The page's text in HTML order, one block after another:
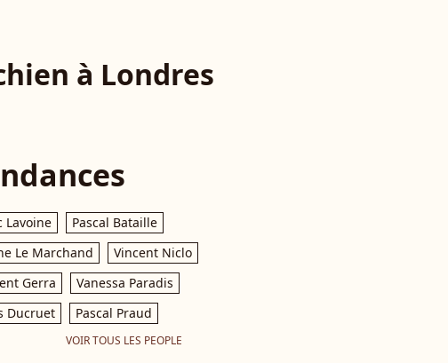
à Londres
Lavoine
Pascal Bataille
Le Marchand
Vincent Niclo
Gerra
Vanessa Paradis
Ducruet
Pascal Praud
VOIR TOUS LES PEOPLE